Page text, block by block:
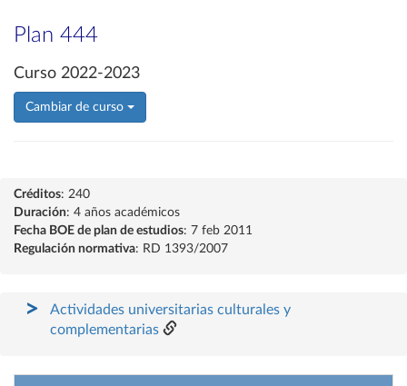
Plan 444
Curso 2022-2023
Cambiar de curso
Créditos: 240
Duración: 4 años académicos
Fecha BOE de plan de estudios: 7 feb 2011
Regulación normativa: RD 1393/2007
Actividades universitarias culturales y
complementarias